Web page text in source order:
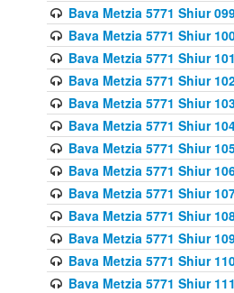
Bava Metzia 5771 Shiur
Bava Metzia 5771 Shiur
Bava Metzia 5771 Shiur
Bava Metzia 5771 Shiur
Bava Metzia 5771 Shiur
Bava Metzia 5771 Shiur
Bava Metzia 5771 Shiur
Bava Metzia 5771 Shiur
Bava Metzia 5771 Shiur
Bava Metzia 5771 Shiur
Bava Metzia 5771 Shiur
Bava Metzia 5771 Shiur
Bava Metzia 5771 Shiur